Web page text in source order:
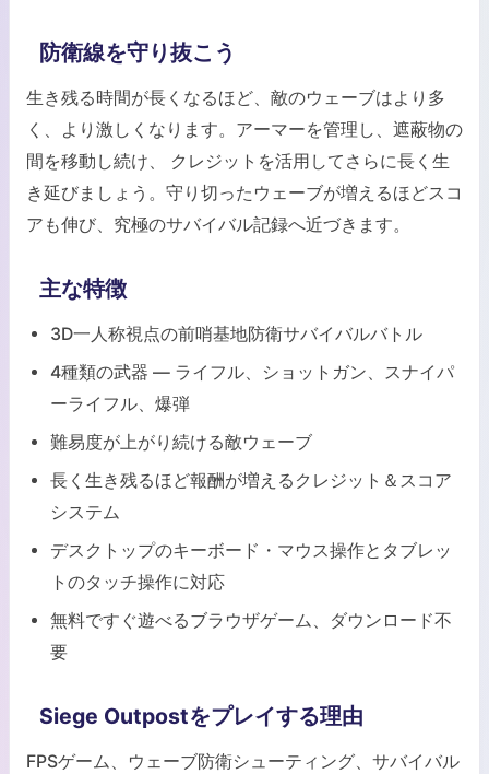
防衛線を守り抜こう
生き残る時間が長くなるほど、敵のウェーブはより多
く、より激しくなります。アーマーを管理し、遮蔽物の
間を移動し続け、 クレジットを活用してさらに長く生
き延びましょう。守り切ったウェーブが増えるほどスコ
アも伸び、究極のサバイバル記録へ近づきます。
主な特徴
3D一人称視点の前哨基地防衛サバイバルバトル
4種類の武器 — ライフル、ショットガン、スナイパ
ーライフル、爆弾
難易度が上がり続ける敵ウェーブ
長く生き残るほど報酬が増えるクレジット＆スコア
システム
デスクトップのキーボード・マウス操作とタブレッ
トのタッチ操作に対応
無料ですぐ遊べるブラウザゲーム、ダウンロード不
要
Siege Outpostをプレイする理由
FPSゲーム、ウェーブ防衛シューティング、サバイバル